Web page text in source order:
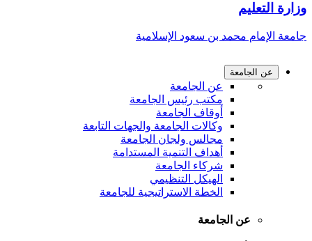
وزارة التعليم
جامعة الإمام محمد بن سعود الإسلامية
عن الجامعة
عن الجامعة
مكتب رئيس الجامعة
أوقاف الجامعة
وكالات الجامعة والجهات التابعة
مجالس ولجان الجامعة
أهداف التنمية المستدامة
شركاء الجامعة
الهيكل التنظيمي
الخطة الاستراتيجية للجامعة
عن الجامعة